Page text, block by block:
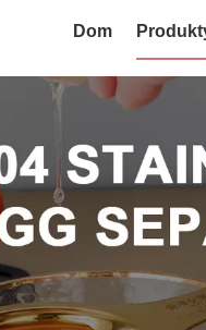
Dom